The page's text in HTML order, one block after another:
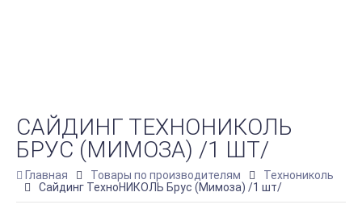
САЙДИНГ ТЕХНОНИКОЛЬ
БРУС (МИМОЗА) /1 ШТ/
Главная Товары по производителям
Технониколь
Сайдинг ТехноНИКОЛЬ Брус (Мимоза) /1 шт/